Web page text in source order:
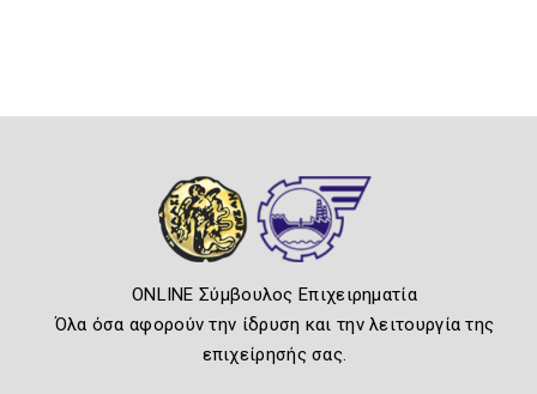
ONLINE Σύμβουλος Επιχειρηματία
Όλα όσα αφορούν την ίδρυση και την λειτουργία της
επιχείρησής σας.